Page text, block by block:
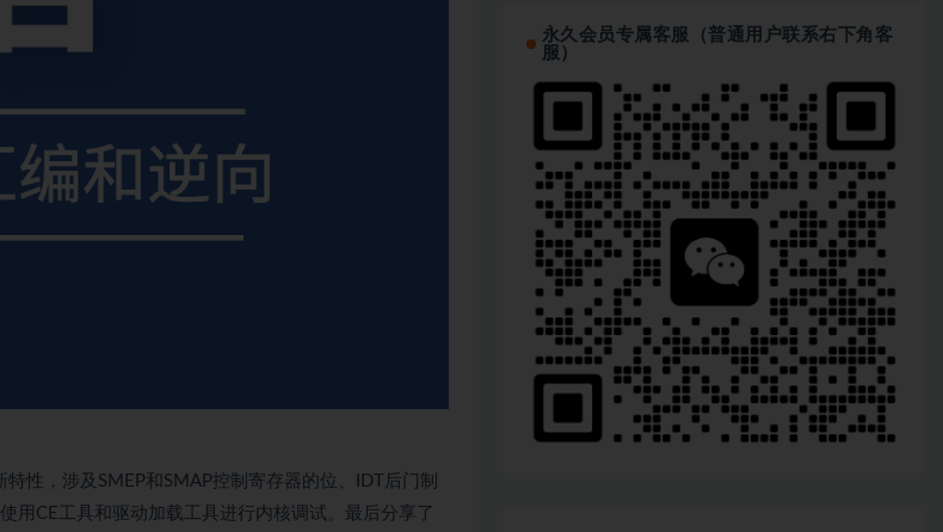
性，涉及SMEP和SMAP控制寄存器的位、IDT后门制
用CE工具和驱动加载工具进行内核调试。最后分享了
永久会员专属客服（普通用户联系右下角客
服）